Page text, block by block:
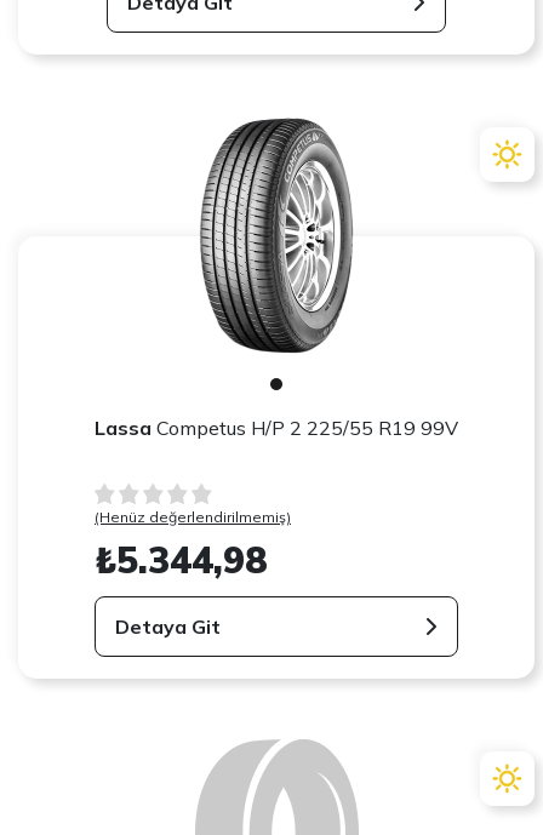
Lassa Competus H/P 2 225/55 R19 99V
(Henüz değerlendirilmemiş)
₺5.344,98
Detaya Git